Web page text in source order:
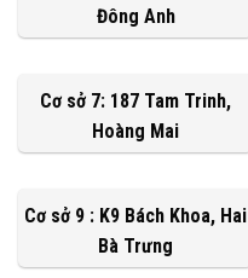
Đông Anh
Cơ sở 7: 187 Tam Trinh,
Hoàng Mai
Cơ sở 9 : K9 Bách Khoa, Hai
Bà Trưng